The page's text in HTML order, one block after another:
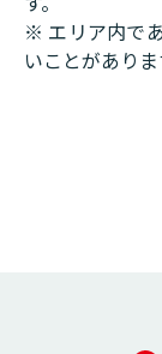
※ エリア内で
いことがありま